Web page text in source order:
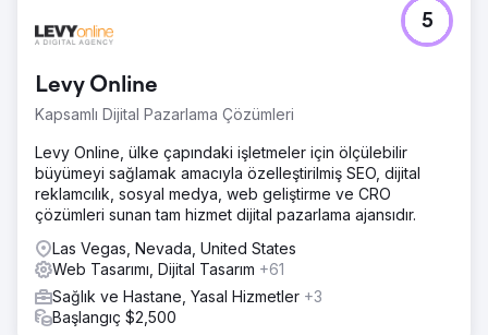
Levy Online
Kapsamlı Dijital Pazarlama Çözümleri
5
Levy Online, ülke çapındaki işletmeler için ölçülebilir
büyümeyi sağlamak amacıyla özelleştirilmiş SEO, dijital
reklamcılık, sosyal medya, web geliştirme ve CRO
çözümleri sunan tam hizmet dijital pazarlama ajansıdır.
Las Vegas, Nevada, United States
Web Tasarımı, Dijital Tasarım +61
Sağlık ve Hastane, Yasal Hizmetler +3
Başlangıç $2,500